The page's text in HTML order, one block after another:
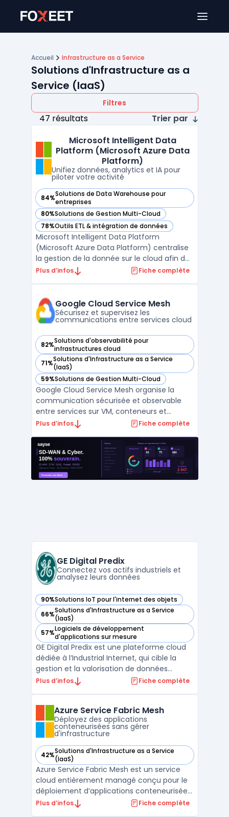
Accueil Infrastructure as a Service
Solutions d'Infrastructure as a
Service (IaaS)
Filtres
47 résultats
Trier par
Microsoft Intelligent Data
Platform (Microsoft Azure Data
Platform)
Unifiez données, analytics et IA pour
piloter votre activité
84%Solutions de Data Warehouse pour
entreprises
— voir Microsoft Intelligent Data Platform (Microsoft
80%Solutions de Gestion Multi-Cloud
— voir Microsoft Intelligent Data Platform (Microsoft
78%Outils ETL & intégration de données
— voir Microsoft Intelligent Data Platform (Microsoft
Microsoft Intelligent Data Platform
(Microsoft Azure Data Platform) centralise
la gestion de la donnée sur le cloud afin de
limiter la fragmentation des systèmes et
réunit bases de données, outils d’analyse
avancée et ...
Plus d’infos Fiche complète
Google Cloud Service Mesh
Sécurisez et supervisez les
communications entre services cloud
82%Solutions d'observabilité pour
infrastructures cloud
— voir Google Cloud Service Mesh dans cette catégorie
71%Solutions d'Infrastructure as a Service
(IaaS)
— voir Google Cloud Service Mesh dans cette catégorie
59%Solutions de Gestion Multi-Cloud
— voir Google Cloud Service Mesh dans cette catégorie
Google Cloud Service Mesh organise la
communication sécurisée et observable
entre services sur VM, conteneurs et
environnements multicloud. Ce service
et, sur demande, le plan de données. Les
organisations dans le cloud rencontrent des
cas de gestion pour gar ...
Plus d’infos Fiche complète
GE Digital Predix
Connectez vos actifs industriels et
analysez leurs données
90%Solutions IoT pour l'internet des objets
— voir GE Digital Predix dans cette catégorie
66%Solutions d'Infrastructure as a Service
(IaaS)
— voir GE Digital Predix dans cette catégorie
57%Logiciels de développement
d'applications sur mesure
— voir GE Digital Predix dans cette catégorie
GE Digital Predix est une plateforme cloud
dédiée à l’Industrial Internet, qui cible la
gestion et la valorisation de données
industrielles issues d’actifs connectés. Les
équipements, la centralisation et la sécurité
de vol ...
Plus d’infos Fiche complète
Azure Service Fabric Mesh
Déployez des applications
conteneurisées sans gérer
d'infrastructure
42%Solutions d'Infrastructure as a Service
(IaaS)
— voir Azure Service Fabric Mesh dans cette catégorie
Azure Service Fabric Mesh est un service
cloud entièrement managé conçu pour le
déploiement d’applications conteneurisées,
accessible sans gestion directe des
Plus d’infos Fiche complète